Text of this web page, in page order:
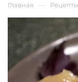
Главная — Рецепты